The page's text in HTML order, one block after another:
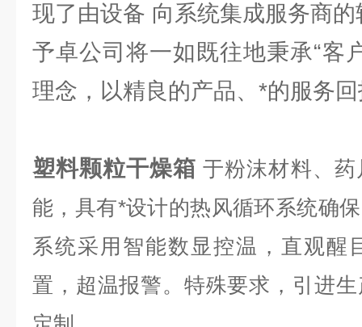
现了由设备 向系统集成服务商的
予卓公司将一如既往地秉承“客
理念，以精良的产品、*的服务
塑料颗粒干燥箱 于粉沫材料、
能，具有*设计的热风循环系统确
系统采用智能数显控温，直观醒
置，超温报警。特殊要求，引进